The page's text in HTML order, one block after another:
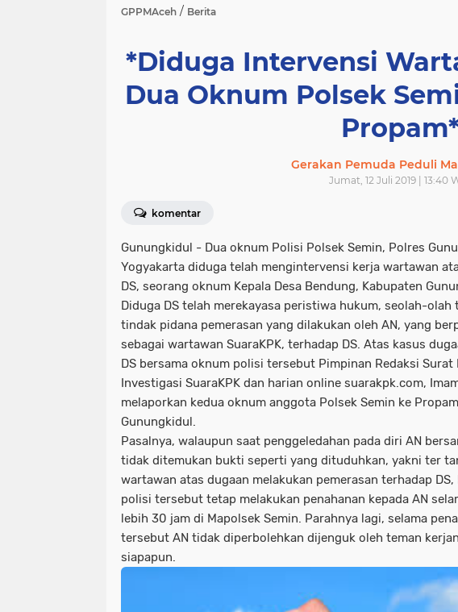
GPPMAceh / Berita
*Diduga Intervensi
Dua Oknum Polsek
Gerakan Pemuda Peduli
Jumat, 12 Juli 2019 | 13:40
komentar
Gunungkidul - Dua oknum Polisi Polsek Semin, Polres
Yogyakarta diduga telah mengintervensi kerja wartawan
DS, seorang oknum Kepala Desa Bendung, Kabupaten
Diduga DS telah merekayasa peristiwa hukum, seolah-olah
tindak pidana pemerasan yang dilakukan oleh AN, yang
sebagai wartawan SuaraKPK, terhadap DS. Atas kasus
DS bersama oknum polisi tersebut Pimpinan Redaksi Surat
Investigasi SuaraKPK dan harian online suarakpk.com,
melaporkan kedua oknum anggota Polsek Semin ke
Gunungkidul.
Pasalnya, walaupun saat penggeledahan pada diri AN
tidak ditemukan bukti seperti yang dituduhkan, yakni ter
wartawan atas dugaan melakukan pemerasan terhadap
polisi tersebut tetap melakukan penahanan kepada AN
lebih 30 jam di Mapolsek Semin. Parahnya lagi, selama
tersebut AN tidak diperbolehkan dijenguk oleh teman
siapapun.